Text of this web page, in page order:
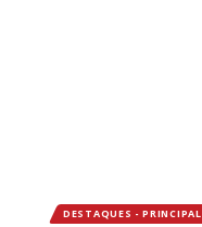
DESTAQUES - PRINCIPAL